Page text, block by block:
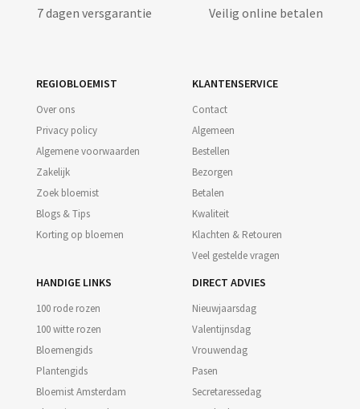
7 dagen versgarantie Veilig online betalen
REGIOBLOEMIST
Over ons
Privacy policy
Algemene voorwaarden
Zakelijk
Zoek bloemist
Blogs & Tips
Korting op bloemen
KLANTENSERVICE
Contact
Algemeen
Bestellen
Bezorgen
Betalen
Kwaliteit
Klachten & Retouren
Veel gestelde vragen
HANDIGE LINKS
100 rode rozen
100 witte rozen
Bloemengids
Plantengids
Bloemist Amsterdam
DIRECT ADVIES
Nieuwjaarsdag
Valentijnsdag
Vrouwendag
Pasen
Secretaressedag